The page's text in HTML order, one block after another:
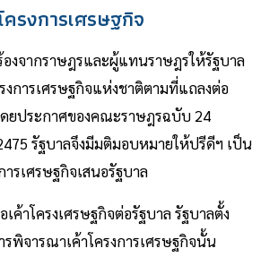
รงการเศรษฐกิจ
องจากราษฎรและผู้แทนราษฎรให้รัฐบาล
งการเศรษฐกิจแห่งชาติตามที่แถลงต่อ
ดยประกาศของคณะราษฎรฉบับ 24
รัฐบาลจึงมีมติมอบหมายให้ปรีดีฯ เป็น
ารเศรษฐกิจเสนอรัฐบาล
เค้าโครงเศรษฐกิจต่อรัฐบาล รัฐบาลตั้ง
รพิจารณาเค้าโครงการเศรษฐกิจนั้น